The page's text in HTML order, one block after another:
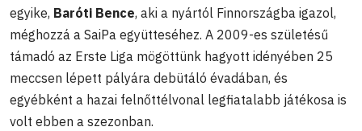
egyike, Baróti Bence, aki a nyártól Finnországba igazol,
méghozzá a SaiPa együtteséhez. A 2009-es születésű
támadó az Erste Liga mögöttünk hagyott idényében 25
meccsen lépett pályára debütáló évadában, és
egyébként a hazai felnőttélvonal legfiatalabb játékosa is
volt ebben a szezonban.